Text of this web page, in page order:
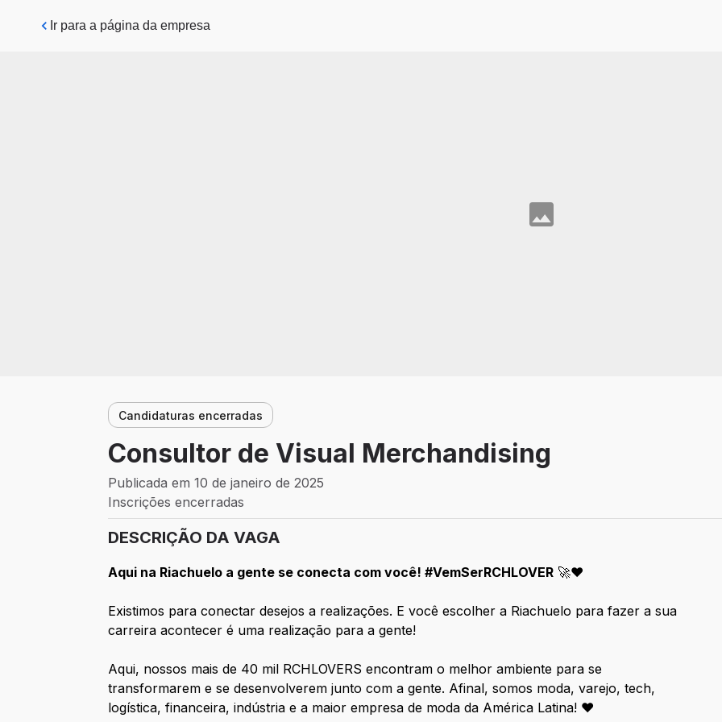
Pular para o conteúdo principal
Ir para a página da empresa
Candidaturas encerradas
Consultor de Visual Merchandising
Publicada em 10 de janeiro de 2025
Inscrições encerradas
DESCRIÇÃO DA VAGA
Aqui na Riachuelo a gente se conecta com você! #VemSerRCHLOVER 🚀❤️
Existimos para conectar desejos a realizações. E você escolher a Riachuelo para fazer a sua
carreira acontecer é uma realização para a gente!
Aqui, nossos mais de 40 mil RCHLOVERS encontram o melhor ambiente para se
transformarem e se desenvolverem junto com a gente. Afinal, somos moda, varejo, tech,
logística, financeira, indústria e a maior empresa de moda da América Latina! ♥